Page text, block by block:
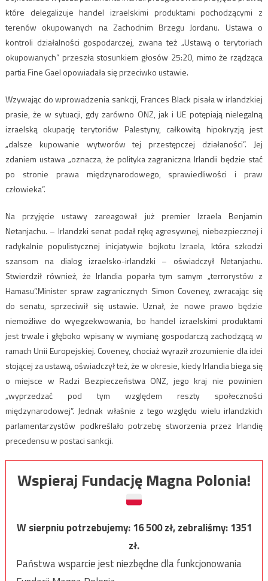
które delegalizuje handel izraelskimi produktami pochodzącymi z
terenów okupowanych na Zachodnim Brzegu Jordanu. Ustawa o
kontroli działalności gospodarczej, zwana też „Ustawą o terytoriach
okupowanych” przeszła stosunkiem głosów 25:20, mimo że rządząca
partia Fine Gael opowiadała się przeciwko ustawie.
Wzywając do wprowadzenia sankcji, Frances Black pisała w irlandzkiej
prasie, że w sytuacji, gdy zarówno ONZ, jak i UE potępiają nielegalną
izraelską okupację terytoriów Palestyny, całkowitą hipokryzją jest
„dalsze kupowanie wytworów tej przestępczej działaności”. Jej
zdaniem ustawa „oznacza, że polityka zagraniczna Irlandii będzie stać
po stronie prawa międzynarodowego, sprawiedliwości i praw
człowieka”.
Na przyjęcie ustawy zareagował już premier Izraela Benjamin
Netanjachu. – Irlandzki senat podał rękę agresywnej, niebezpiecznej i
radykalnie populistycznej inicjatywie bojkotu Izraela, która szkodzi
szansom na dialog izraelsko-irlandzki – oświadczył Netanjachu.
Stwierdził również, że Irlandia poparła tym samym „terrorystów z
Hamasu”.Minister spraw zagranicznych Simon Coveney, zwracając się
do senatu, sprzeciwił się ustawie. Uznał, że nowe prawo będzie
niemożliwe do wyegzekwowania, bo handel izraelskimi produktami
jest trwale i głęboko wpisany w wymianę gospodarczą zachodzącą w
ramach Unii Europejskiej. Coveney, chociaż wyraził zrozumienie dla idei
stojącej za ustawą, oświadczył też, że w okresie, kiedy Irlandia biega się
o miejsce w Radzi Bezpieczeństwa ONZ, jego kraj nie powinien
„wyprzedzać pod tym względem reszty społeczności
międzynarodowej”. Jednak właśnie z tego względu wielu irlandzkich
parlamentarzystów podkreślało potrzebę stworzenia przez Irlandię
precedensu w postaci sankcji.
Wspieraj Fundację Magna Polonia!
W sierpniu potrzebujemy:16 500zł, zebraliśmy:1351
zł.
Państwa wsparcie jest niezbędne dla funkcjonowania